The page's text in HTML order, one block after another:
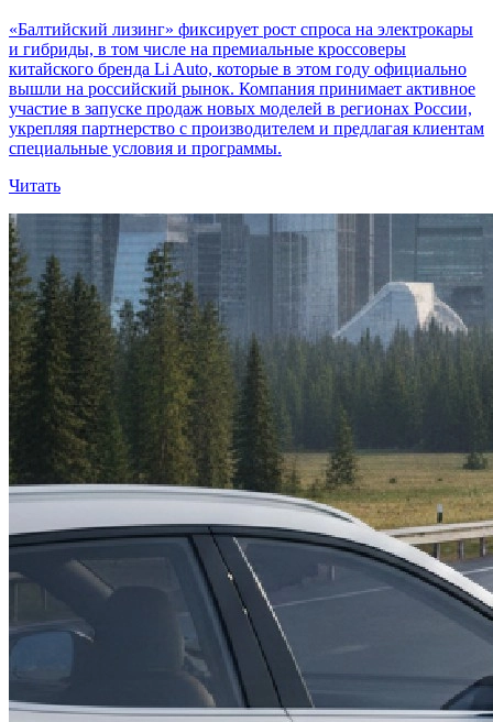
«Балтийский лизинг» фиксирует рост спроса на электрокары
и гибриды, в том числе на премиальные кроссоверы
китайского бренда Li Auto, которые в этом году официально
вышли на российский рынок. Компания принимает активное
участие в запуске продаж новых моделей в регионах России,
укрепляя партнерство с производителем и предлагая клиентам
специальные условия и программы.
Читать